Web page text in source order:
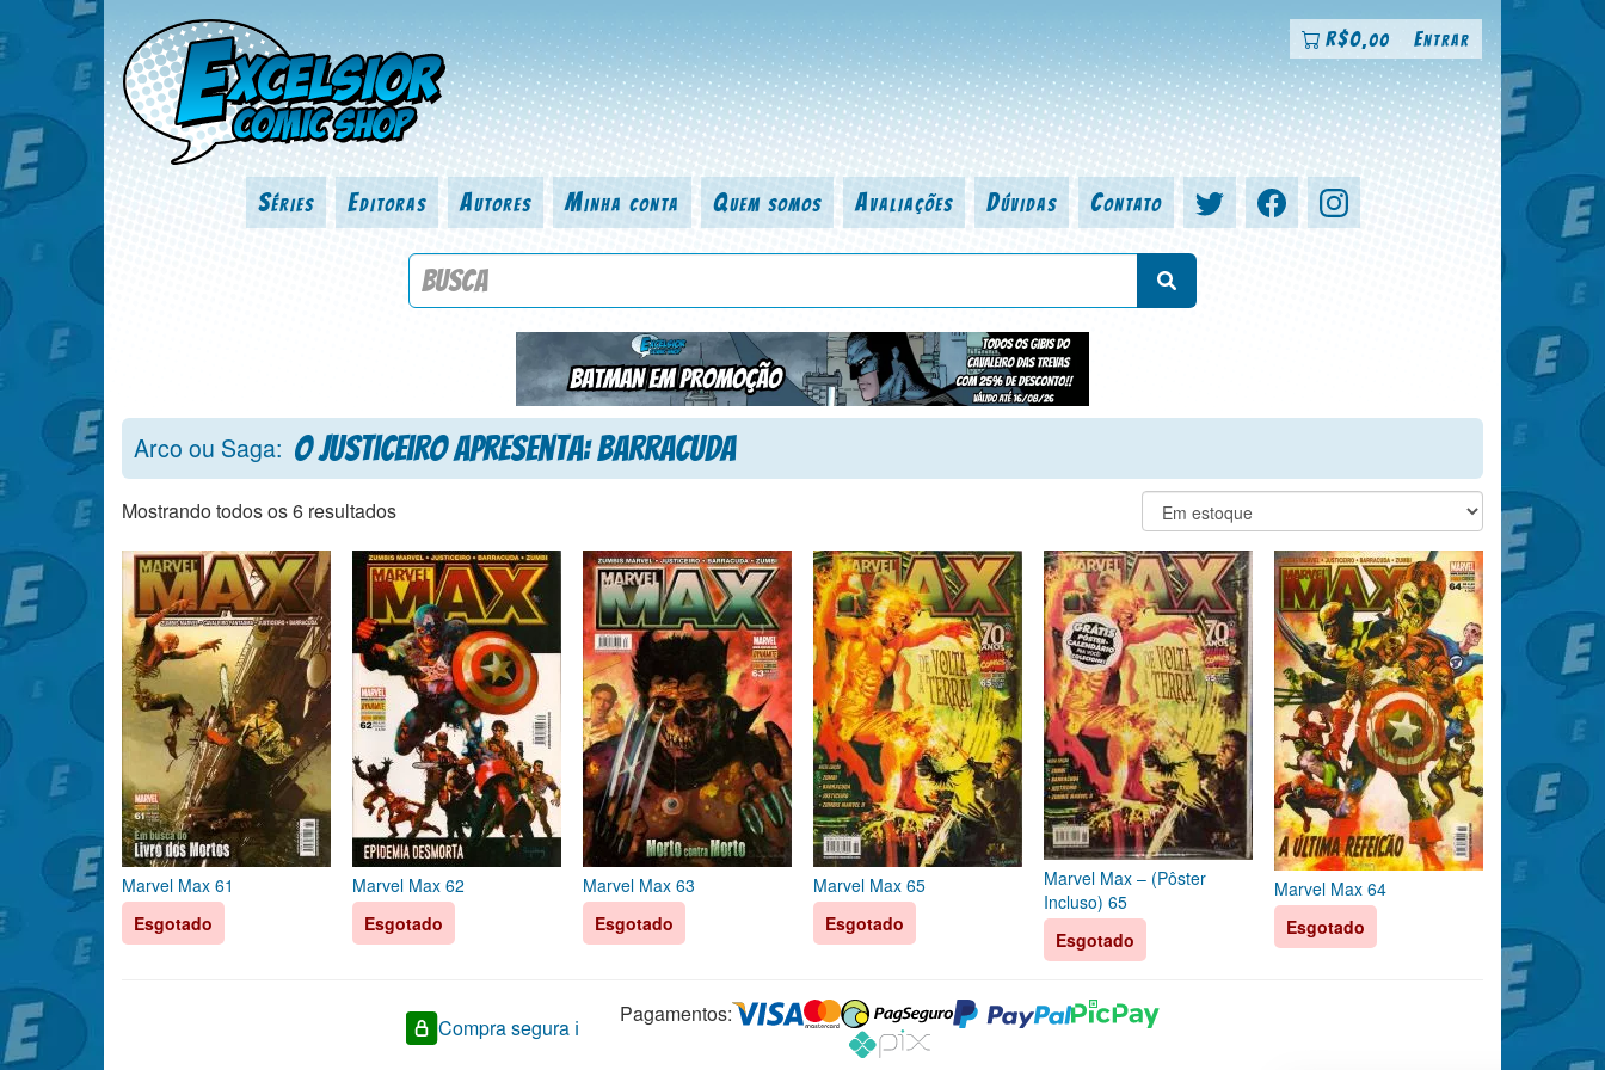
R$0,00 Entrar
Séries Editoras Autores Minha conta Quem somos Avaliações Dúvidas Contato
Procure por título da revista, personagem, série, escritor, desenhista, arte-finalista, colorista
Arco ou Saga: O Justiceiro Apresenta: Barracuda
Mostrando todos os 6 resultados
Marvel Max 61
Esgotado
Marvel Max 62
Esgotado
Marvel Max 63
Esgotado
Marvel Max 65
Esgotado
Marvel Max – (Pôster
Incluso) 65
Esgotado
Marvel Max 64
Esgotado
Compra segura ℹ️
Pagamentos: